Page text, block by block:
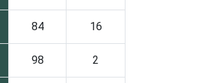
84 16
98 2